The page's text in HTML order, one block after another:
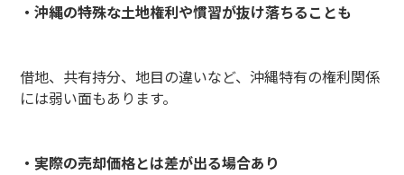
・沖縄の特殊な土地権利や慣習が抜け落ちることも
借地、共有持分、地目の違いなど、沖縄特有の権利関係
には弱い面もあります。
・実際の売却価格とは差が出る場合あり